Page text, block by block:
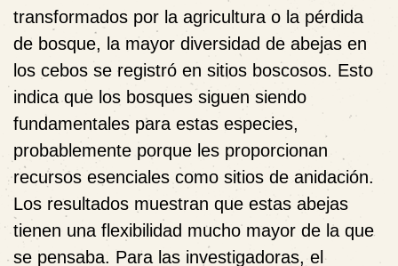
transformados por la agricultura o la pérdida
de bosque, la mayor diversidad de abejas en
los cebos se registró en sitios boscosos. Esto
indica que los bosques siguen siendo
fundamentales para estas especies,
probablemente porque les proporcionan
recursos esenciales como sitios de anidación.
Los resultados muestran que estas abejas
tienen una flexibilidad mucho mayor de la que
se pensaba. Para las investigadoras, el